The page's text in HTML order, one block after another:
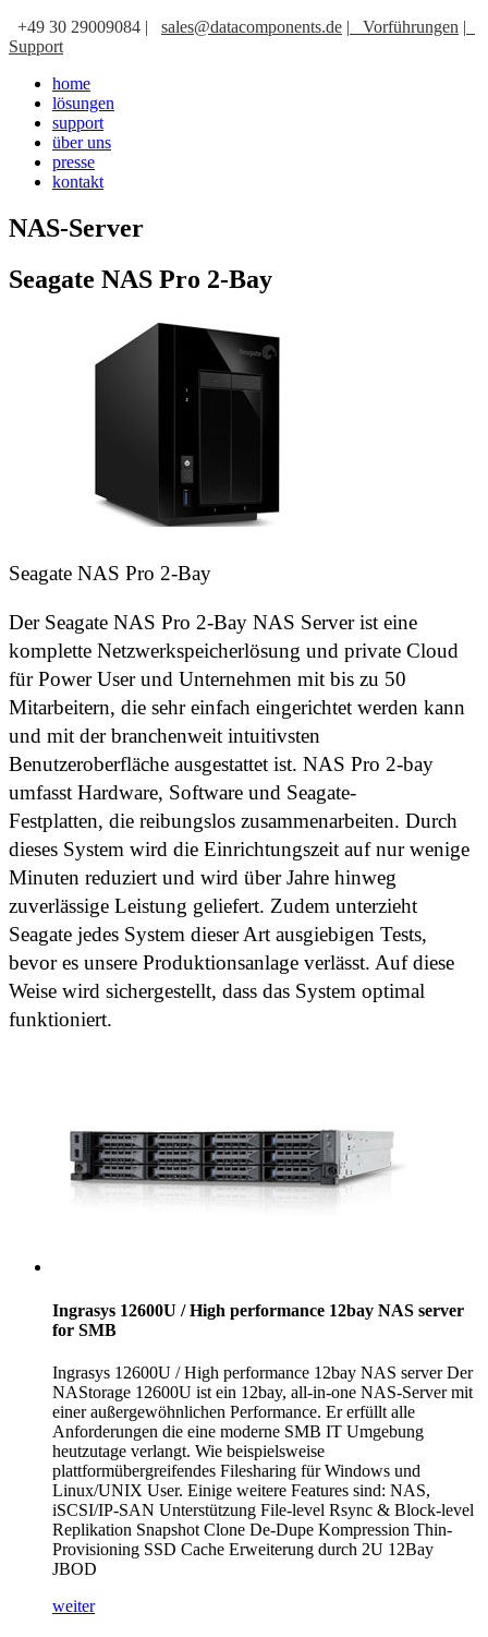
+49 30 29009084 | sales@datacomponents.de | Vorführungen |
Support
home
lösungen
support
über uns
presse
kontakt
NAS-Server
Seagate NAS Pro 2-Bay
Seagate NAS Pro 2-Bay
Der Seagate NAS Pro 2-Bay NAS Server ist eine
komplette Netzwerkspeicherlösung und private Cloud
für Power User und Unternehmen mit bis zu 50
Mitarbeitern, die sehr einfach eingerichtet werden kann
und mit der branchenweit intuitivsten
Benutzeroberfläche ausgestattet ist. NAS Pro 2-bay
umfasst Hardware, Software und Seagate-
Festplatten, die reibungslos zusammenarbeiten. Durch
dieses System wird die Einrichtungszeit auf nur wenige
Minuten reduziert und wird über Jahre hinweg
zuverlässige Leistung geliefert. Zudem unterzieht
Seagate jedes System dieser Art ausgiebigen Tests,
bevor es unsere Produktionsanlage verlässt. Auf diese
Weise wird sichergestellt, dass das System optimal
funktioniert.
Ingrasys 12600U / High performance 12bay NAS server
for SMB
Ingrasys 12600U / High performance 12bay NAS server Der
NAStorage 12600U ist ein 12bay, all-in-one NAS-Server mit
einer außergewöhnlichen Performance. Er erfüllt alle
Anforderungen die eine moderne SMB IT Umgebung
heutzutage verlangt. Wie beispielsweise
plattformübergreifendes Filesharing für Windows und
Linux/UNIX User. Einige weitere Features sind: NAS,
iSCSI/IP-SAN Unterstützung File-level Rsync & Block-level
Replikation Snapshot Clone De-Dupe Kompression Thin-
Provisioning SSD Cache Erweiterung durch 2U 12Bay
JBOD
weiter